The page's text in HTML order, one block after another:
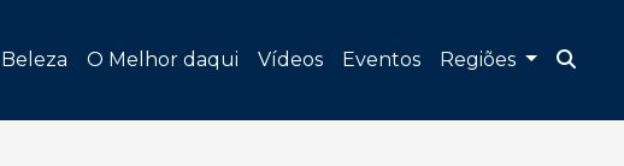
O Melhor daqui Vídeos Eventos Regiões